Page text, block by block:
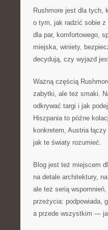
Rushmore jest dla tych,
o tym, jak radzić sobie z
dla par, komfortowego,
miejska, winiety,
decydują, czy wyjazd
Ważną częścią
zabytki, ale też smaki.
odkrywać targi i jak
Hiszpania to późne
konkretem, Austria
jak te światy rozumieć.
Blog jest też miejscem
na detale architektury,
ale też serią
przeżycia: podpowiada,
a przede wszystkim —